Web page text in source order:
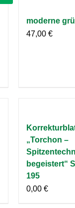
moderne
47,00 €
„Torchon –
begeistert“
195
0,00 €